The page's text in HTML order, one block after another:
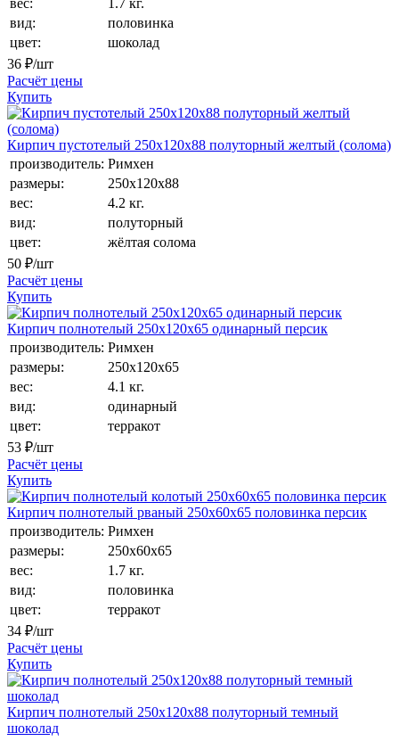
вес:
1.7 кг.
вид:
половинка
цвет:
шоколад
36 ₽/шт
Расчёт цены
Купить
Кирпич пустотелый 250х120х88 полуторный желтый (солома)
производитель: Римхен
размеры:
250х120х88
вес:
4.2 кг.
вид:
полуторный
цвет:
жёлтая солома
50 ₽/шт
Расчёт цены
Купить
Кирпич полнотелый 250х120х65 одинарный персик
производитель: Римхен
размеры:
250х120х65
вес:
4.1 кг.
вид:
одинарный
цвет:
терракот
53 ₽/шт
Расчёт цены
Купить
Кирпич полнотелый рваный 250х60х65 половинка персик
производитель: Римхен
размеры:
250х60х65
вес:
1.7 кг.
вид:
половинка
цвет:
терракот
34 ₽/шт
Расчёт цены
Купить
Кирпич полнотелый 250х120х88 полуторный темный
шоколад